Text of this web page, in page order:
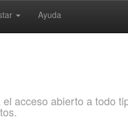
Ayuda
acceso abierto a todo